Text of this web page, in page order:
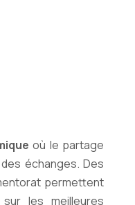
où le partage
échanges. Des
permettent
sur les meilleures